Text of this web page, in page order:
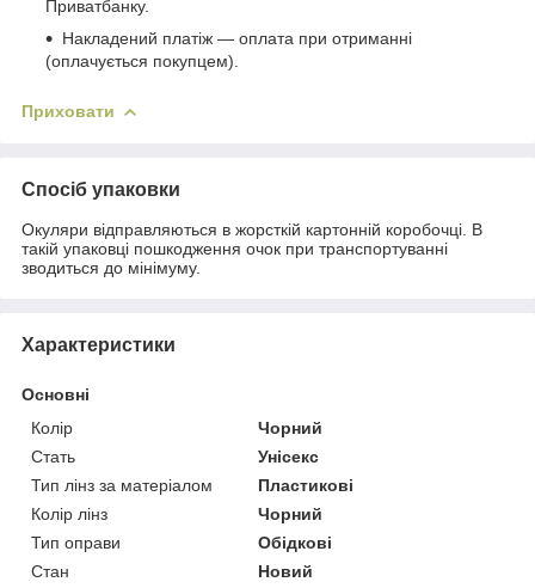
Приватбанку.
Накладений платіж ― оплата при отриманні
(оплачується покупцем).
Приховати
Спосіб упаковки
Окуляри відправляються в жорсткій картонній коробочці. В
такій упаковці пошкодження очок при транспортуванні
зводиться до мінімуму.
Характеристики
Основні
Колір
Чорний
Стать
Унісекс
Тип лінз за матеріалом
Пластикові
Колір лінз
Чорний
Тип оправи
Обідкові
Стан
Новий